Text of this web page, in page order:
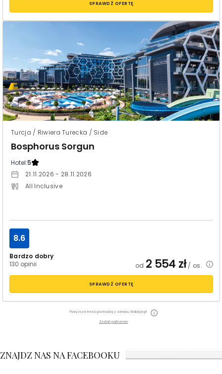
SPRAWDŹ OFERTĘ
Turcja / Riwiera Turecka / Side
Bosphorus Sorgun
Hotel:5
21.11.2026 - 28.11.2026
All Inclusive
Bardzo dobry
130 opinii
8.6
od 2 554 zł/ os.
SPRAWDŹ OFERTĘ
Powyższe treści pochodzą z serwisu Wakacje.pl
Zostań partnerem
ZNAJDZ NAS NA FACEBOOKU